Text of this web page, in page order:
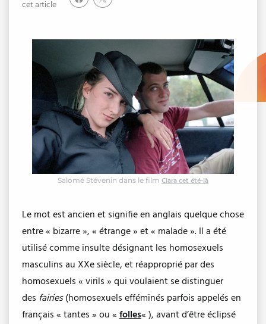
cet article
Salomé Stévenin dans le film Clara cet été-là
Le mot est ancien et signifie en anglais quelque chose
entre « bizarre », « étrange » et « malade ». Il a été
utilisé comme insulte désignant les homosexuels
masculins au XXe siècle, et réapproprié par des
homosexuels « virils » qui voulaient se distinguer
des fairies(homosexuels efféminés parfois appelés en
français « tantes » ou « folles« ), avant d’être éclipsé